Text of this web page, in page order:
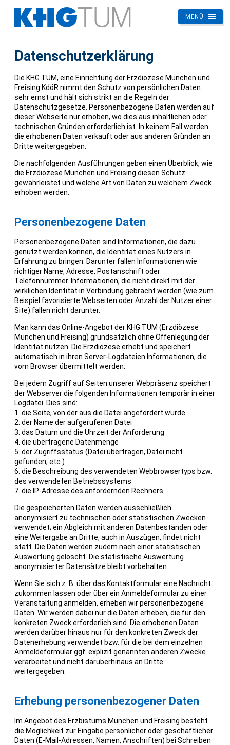
MENÜ
Datenschutzerklärung
Die KHG TUM, eine Einrichtung der Erzdiözese München und
Freising KdöR nimmt den Schutz von persönlichen Daten
sehr ernst und hält sich strikt an die Regeln der
Datenschutzgesetze. Personenbezogene Daten werden auf
dieser Webseite nur erhoben, wo dies aus inhaltlichen oder
technischen Gründen erforderlich ist. In keinem Fall werden
die erhobenen Daten verkauft oder aus anderen Gründen an
Dritte weitergegeben.
Die nachfolgenden Ausführungen geben einen Überblick, wie
die Erzdiözese München und Freising diesen Schutz
gewährleistet und welche Art von Daten zu welchem Zweck
erhoben werden.
Personenbezogene Daten
Personenbezogene Daten sind Informationen, die dazu
genutzt werden können, die Identität eines Nutzers in
Erfahrung zu bringen. Darunter fallen Informationen wie
richtiger Name, Adresse, Postanschrift oder
Telefonnummer. Informationen, die nicht direkt mit der
wirklichen Identität in Verbindung gebracht werden (wie zum
Beispiel favorisierte Webseiten oder Anzahl der Nutzer einer
Site) fallen nicht darunter.
Man kann das Online-Angebot der KHG TUM (Erzdiözese
München und Freising) grundsätzlich ohne Offenlegung der
Identität nutzen. Die Erzdiözese erhebt und speichert
automatisch in ihren Server-Logdateien Informationen, die
vom Browser übermittelt werden.
Bei jedem Zugriff auf Seiten unserer Webpräsenz speichert
der Webserver die folgenden Informationen temporär in einer
Logdatei. Dies sind:
1. die Seite, von der aus die Datei angefordert wurde
2. der Name der aufgerufenen Datei
3. das Datum und die Uhrzeit der Anforderung
4. die übertragene Datenmenge
5. der Zugriffsstatus (Datei übertragen, Datei nicht
gefunden, etc.)
6. die Beschreibung des verwendeten Webbrowsertyps bzw.
des verwendeten Betriebssystems
7. die IP-Adresse des anfordernden Rechners
Die gespeicherten Daten werden ausschließlich
anonymisiert zu technischen oder statistischen Zwecken
verwendet; ein Abgleich mit anderen Datenbeständen oder
eine Weitergabe an Dritte, auch in Auszügen, findet nicht
statt. Die Daten werden zudem nach einer statistischen
Auswertung gelöscht. Die statistische Auswertung
anonymisierter Datensätze bleibt vorbehalten.
Wenn Sie sich z. B. über das Kontaktformular eine Nachricht
zukommen lassen oder über ein Anmeldeformular zu einer
Veranstaltung anmelden, erheben wir personenbezogene
Daten. Wir werden dabei nur die Daten erheben, die für den
konkreten Zweck erforderlich sind. Die erhobenen Daten
werden darüber hinaus nur für den konkreten Zweck der
Datenerhebung verwendet bzw. für die bei dem einzelnen
Anmeldeformular ggf. explizit genannten anderen Zwecke
verarbeitet und nicht darüberhinaus an Dritte
weitergegeben.
Erhebung personenbezogener Daten
Im Angebot des Erzbistums München und Freising besteht
die Möglichkeit zur Eingabe persönlicher oder geschäftlicher
Daten (E-Mail-Adressen, Namen, Anschriften) bei Schreiben